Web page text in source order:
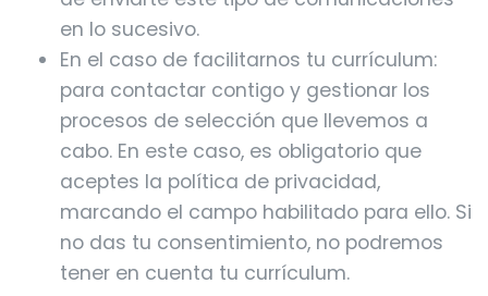
en lo sucesivo.
En el caso de facilitarnos tu currículum:
para contactar contigo y gestionar los
procesos de selección que llevemos a
cabo. En este caso, es obligatorio que
aceptes la política de privacidad,
marcando el campo habilitado para ello. Si
no das tu consentimiento, no podremos
tener en cuenta tu currículum.